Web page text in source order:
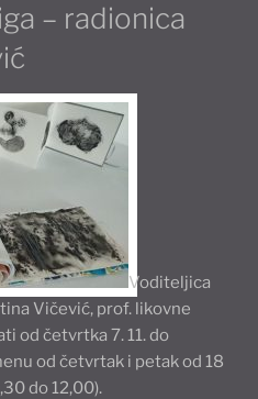
– radionica
Voditeljica
Vičević, prof. likovne
od četvrtka 7. 11. do
od četvrtak i petak od 18
do 12,00).